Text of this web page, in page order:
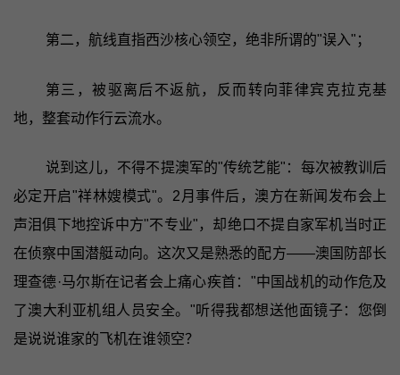
第二，航线直指西沙核心领空，绝非所谓的"误入"；
第三，被驱离后不返航，反而转向菲律宾克拉克基
地，整套动作行云流水。
说到这儿，不得不提澳军的"传统艺能"：每次被教训后
必定开启"祥林嫂模式"。2月事件后，澳方在新闻发布会上
声泪俱下地控诉中方"不专业"，却绝口不提自家军机当时正
在侦察中国潜艇动向。这次又是熟悉的配方——澳国防部长
理查德·马尔斯在记者会上痛心疾首："中国战机的动作危及
了澳大利亚机组人员安全。"听得我都想送他面镜子：您倒
是说说谁家的飞机在谁领空？